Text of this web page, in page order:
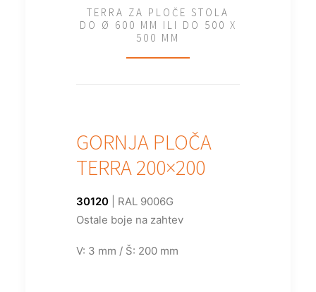
TERRA ZA PLOČE STOLA
DO Ø 600 MM ILI DO 500 X
500 MM
GORNJA PLOČA
TERRA 200×200
30120 | RAL 9006G
Ostale boje na zahtev
V: 3 mm / Š: 200 mm